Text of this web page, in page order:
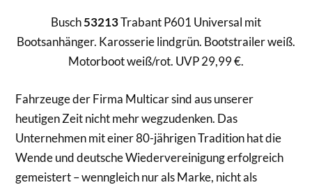
Busch53213Trabant P601 Universal mit
Bootsanhänger. Karosserie lindgrün. Bootstrailer weiß.
Motorboot weiß/rot. UVP 29,99 €.
Fahrzeuge der Firma Multicar sind aus unserer
heutigen Zeit nicht mehr wegzudenken. Das
Unternehmen mit einer 80-jährigen Tradition hat die
Wende und deutsche Wiedervereinigung erfolgreich
gemeistert – wenngleich nur als Marke, nicht als